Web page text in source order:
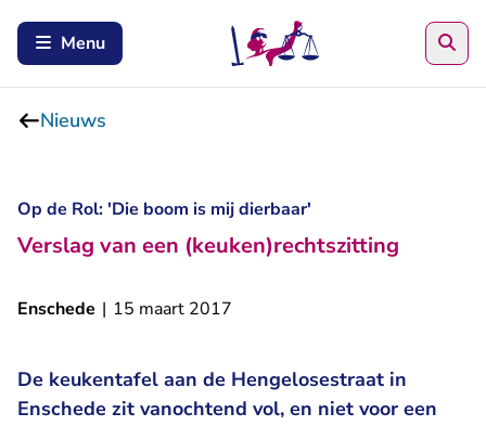
Menu
Nieuws
Op de Rol: 'Die boom is mij dierbaar'
Verslag van een (keuken)rechtszitting
Enschede | 15 maart 2017
De keukentafel aan de Hengelosestraat in
Enschede zit vanochtend vol, en niet voor een